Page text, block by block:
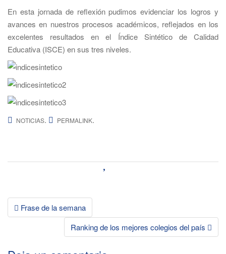
En esta jornada de reflexión pudimos evidenciar los logros y
avances en nuestros procesos académicos, reflejados en los
excelentes resultados en el Índice Sintético de Calidad
Educativa (ISCE) en sus tres niveles.
NOTICIAS. PERMALINK.
Post
navigation
Frase de la semana
Ranking de los mejores colegios del país